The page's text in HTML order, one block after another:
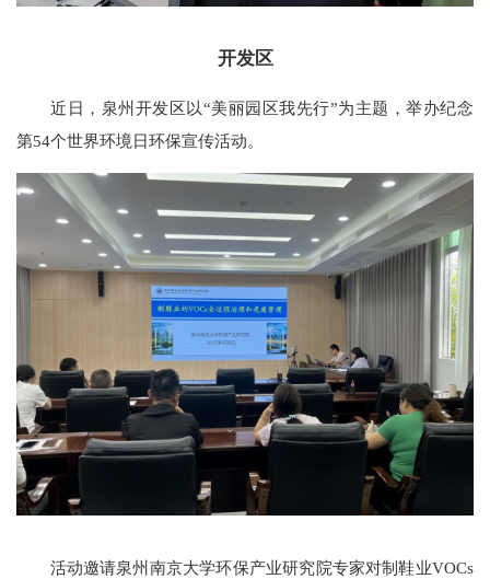
开发区
近日，泉州开发区以“美丽园区我先行”为主题，举办纪念
第54个世界环境日环保宣传活动。
活动邀请泉州南京大学环保产业研究院专家对制鞋业VOCs